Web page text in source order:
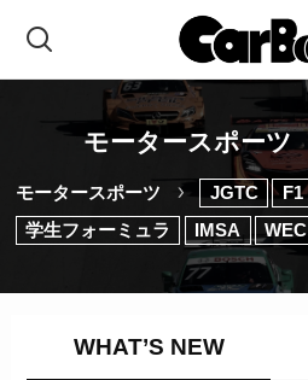
モータースポーツ
モータースポーツ JGTC F1
学生フォーミュラ
IMSA WEC
WHAT’S NEW